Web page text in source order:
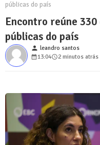
públicas do país
Encontro reúne 330
públicas do país
person leandro santos
13:04
2 minutos atrás